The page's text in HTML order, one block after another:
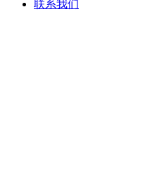
联系我们